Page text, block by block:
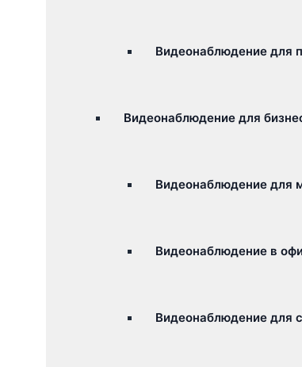
Видеонаблюдение для
Видеонаблюдение для
Видеонаблюдение для
Видеонаблюдение в
Видеонаблюдение для